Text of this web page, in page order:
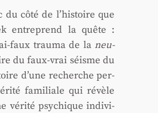
du côté de l’histoire que
entre­prend la quête :
faux trau­ma de laneu­
du faux-vrai séisme du
d’une recherche per­
fami­liale qui révèle
véri­té psy­chique indi­vi­